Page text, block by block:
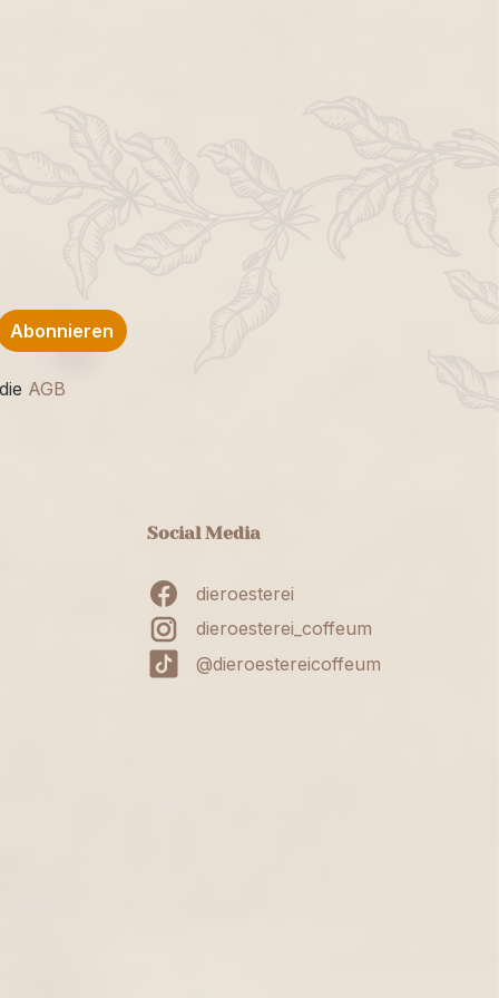
Abonnieren
AGB
Social Media
dieroesterei
dieroesterei_coffeum
@dieroestereicoffeum